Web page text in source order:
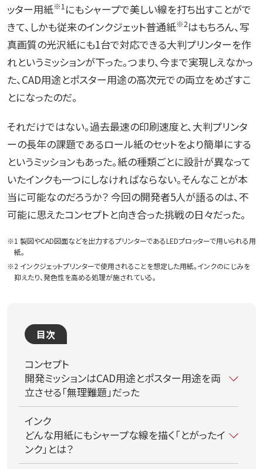
ッター用紙※1にもシャープで美しい線を打ち出すことがで
きて、しかも従来のインクジェット普通紙※2はもちろん、写
真画質の光沢紙にも1台で対応できる大判プリンターを作
れというミッションが下った。つまり、今まで実現しえなかっ
た、CAD用途とポスター用途の高次元での両立をめざすこ
とになったのだ。
それだけではない。過去最速の印刷速度と、大判プリンタ
ーの長年の課題であるロール紙のセットをより簡単にする
というミッションもあった。紙の種類ごとに設計が異なって
いたインクも一つにしなければならない。そんなことが本
当に可能なのだろうか？ 今回の開発者5人が語るのは、不
可能に思えたコンセプトと向き合った挑戦の日々だった。
※1 製図やCAD図面などを出力するプリンターであるLEDプロッターで用いられる用
紙。
※2 インクジェットプリンターで使用されることを想定した用紙。インクのにじみを
抑えたり、発色性を高める処理が施されている。
目次
コンセプト
開発ミッションはCAD用途とポスター用途を両
立させる「無理難題」だった
インク
どんな用紙にもシャープな線を描く「とがったイ
ンク」とは？